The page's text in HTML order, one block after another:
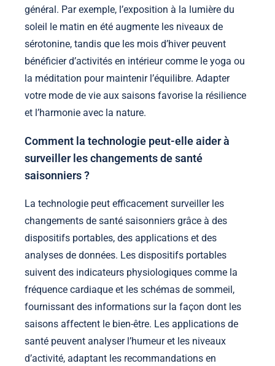
général. Par exemple, l’exposition à la lumière du
soleil le matin en été augmente les niveaux de
sérotonine, tandis que les mois d’hiver peuvent
bénéficier d’activités en intérieur comme le yoga ou
la méditation pour maintenir l’équilibre. Adapter
votre mode de vie aux saisons favorise la résilience
et l’harmonie avec la nature.
Comment la technologie peut-elle aider à
surveiller les changements de santé
saisonniers ?
La technologie peut efficacement surveiller les
changements de santé saisonniers grâce à des
dispositifs portables, des applications et des
analyses de données. Les dispositifs portables
suivent des indicateurs physiologiques comme la
fréquence cardiaque et les schémas de sommeil,
fournissant des informations sur la façon dont les
saisons affectent le bien-être. Les applications de
santé peuvent analyser l’humeur et les niveaux
d’activité, adaptant les recommandations en